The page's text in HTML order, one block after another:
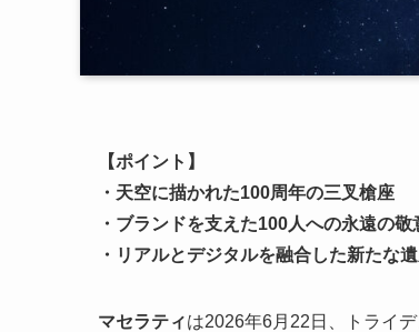
【ポイント】
・天空に描かれた100周年の三叉槍座
・ブランドを支えた100人への永遠の敬
・リアルとデジタルを融合した新たな
マセラティは2026年6月22日、トライ